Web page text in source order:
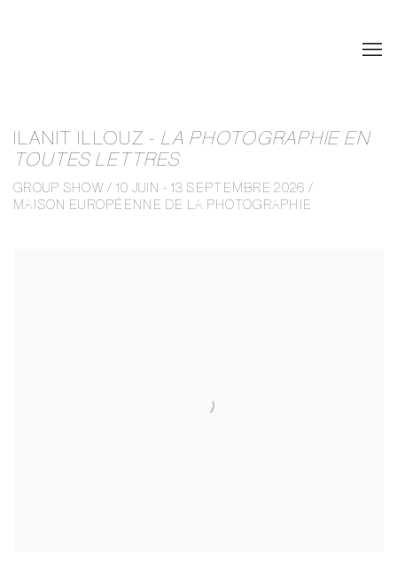
ILANIT ILLOUZ - LA PHOTOGRAPHIE EN
TOUTES LETTRES
GROUP SHOW / 10 JUIN - 13 SEPTEMBRE 2026 /
MAISON EUROPÉENNE DE LA PHOTOGRAPHIE